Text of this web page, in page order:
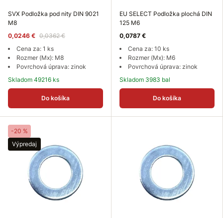
SVX Podložka pod nity DIN 9021
M8
0,0246 € 0,0362 €
Cena za: 1 ks
Rozmer (Mx): M8
Povrchová úprava: zinok
Skladom 49216 ks
Do košíka
EU SELECT Podložka plochá DIN
125 M6
0,0787 €
Cena za: 10 ks
Rozmer (Mx): M6
Povrchová úprava: zinok
Skladom 3983 bal
Do košíka
-20 %
Výpredaj